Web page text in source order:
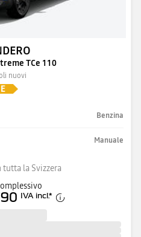
TCe 110
nuovi
Benzina
Manuale
la Svizzera
IVA incl.*